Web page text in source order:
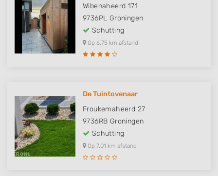
Wibenaheerd 171
9736PL Groningen
Schutting
Op 6,75 km afstand
De Tuintovenaar
Froukemaheerd 27
9736RB Groningen
Schutting
Op 7,01 km afstand